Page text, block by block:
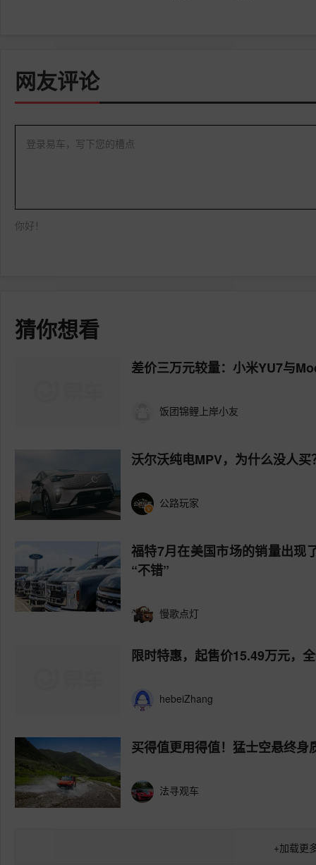
网友评论
登录易车，写下您的槽点
你好！
猜你想看
差价三万元较量：小米YU7与
饭团锦鲤上岸小友
沃尔沃纯电MPV，为什么没人买
公路玩家
福特7月在美国市场的销量出现
“不错”
慢歌点灯
限时特惠，起售价15.49万元，
hebeiZhang
买得值更用得值！猛士空悬终身
法寻观车
+加载更